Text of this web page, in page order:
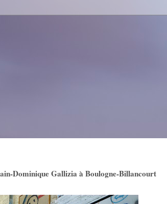
DE VIVRE - BIEN-ÊTRE - POSITIVITÉ -
Dominique Gallizia à Boulogne-Billancourt